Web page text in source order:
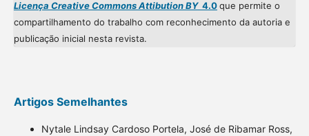
Licença Creative Commons Attibution BY4.0que permite o
compartilhamento do trabalho com reconhecimento da autoria e
publicação inicial nesta revista.
Artigos Semelhantes
Nytale Lindsay Cardoso Portela, José de Ribamar Ross,